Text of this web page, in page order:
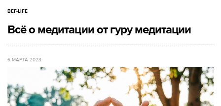
ВЕГ-LIFE
Всё о медитации от гуру медитации
6 МАРТА 2023